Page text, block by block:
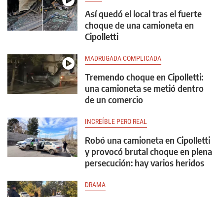
Así quedó el local tras el fuerte
choque de una camioneta en
Cipolletti
MADRUGADA COMPLICADA
Tremendo choque en Cipolletti:
una camioneta se metió dentro
de un comercio
INCREÍBLE PERO REAL
Robó una camioneta en Cipolletti
y provocó brutal choque en plena
persecución: hay varios heridos
DRAMA